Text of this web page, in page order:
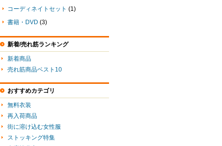
コーディネイトセット (1)
書籍・DVD (3)
新着/売れ筋ランキング
新着商品
売れ筋商品ベスト10
おすすめカテゴリ
無料衣装
再入荷商品
街に溶け込む女性服
ストッキング特集